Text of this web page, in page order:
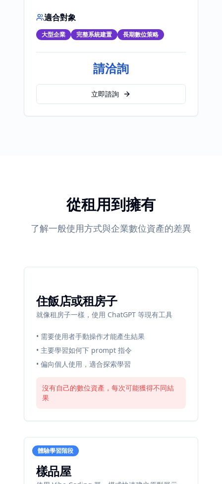
適合對象
大型企業 完整系統建置 長期數位策略
請洽詢
立即諮詢
從租用到擁有
了解一般使用方式與企業數位資產的差異
住飯店或租房子
就像租房子一樣，使用 ChatGPT 等現有工具
• 需要使用者手動操作才能產生結果
• 主要學習如何下 prompt 指令
• 偏向個人使用，適合探索學習
沒有自己的數位資產，每次可能獲得不同結
果
體驗學習階段
樣品屋